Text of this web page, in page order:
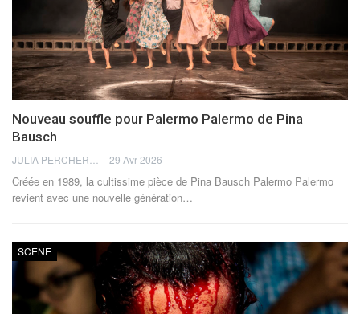
Nouveau souffle pour Palermo Palermo de Pina
Bausch
29 Avr 2026
Créée en 1989, la cultissime pièce de Pina Bausch Palermo Palermo
revient avec une nouvelle génération…
SCÈNE